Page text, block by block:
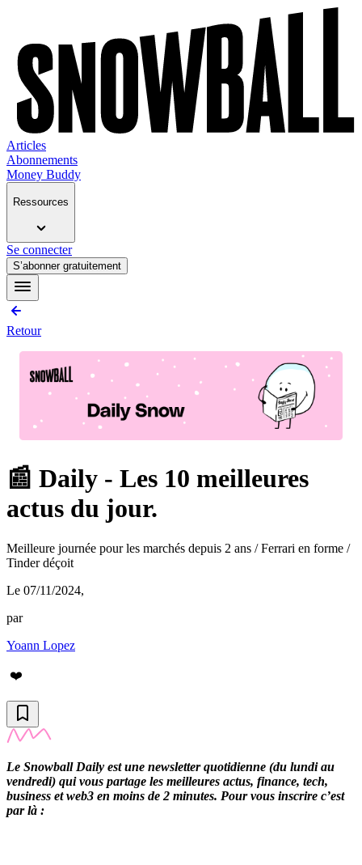
Articles
Abonnements
Money Buddy
Ressources
Se connecter
S’abonner gratuitement
Retour
📰 Daily - Les 10 meilleures
actus du jour.
Meilleure journée pour les marchés depuis 2 ans / Ferrari en forme /
Tinder déçoit
Le 07/11/2024,
par
Yoann Lopez
❤️
Le Snowball Daily est une newsletter quotidienne (du lundi au
vendredi) qui vous partage les meilleures actus, finance, tech,
business et web3 en moins de 2 minutes. Pour vous inscrire c’est
par là :